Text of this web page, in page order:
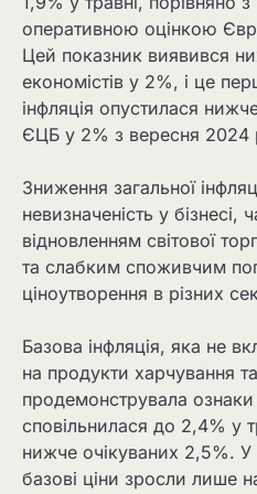
оперативною оцінкою
Цей показник виявився
економістів у 2%, і це
інфляція опустилася
ЄЦБ у 2% з вересня 2024
Зниження загальної
невизначеність у бізнесі,
відновленням світової
та слабким споживчим
ціноутворення в різних
Базова інфляція, яка не
на продукти харчування
продемонструвала
сповільнилася до 2,4% у
нижче очікуваних 2,5%. У
базові ціни зросли лише